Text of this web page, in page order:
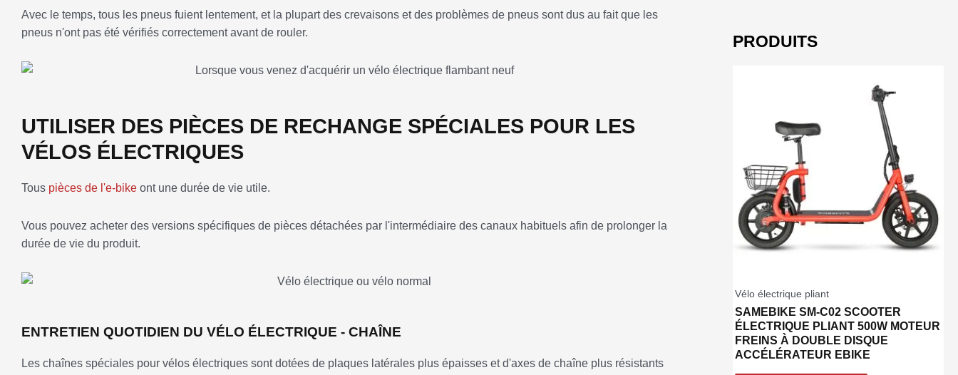
Avec le temps, tous les pneus fuient lentement, et la plupart des crevaisons et des problèmes de pneus sont dus au fait que les
pneus n'ont pas été vérifiés correctement avant de rouler.
UTILISER DES PIÈCES DE RECHANGE SPÉCIALES POUR LES
VÉLOS ÉLECTRIQUES
Tous pièces de l'e-bike ont une durée de vie utile.
Vous pouvez acheter des versions spécifiques de pièces détachées par l'intermédiaire des canaux habituels afin de prolonger la
durée de vie du produit.
ENTRETIEN QUOTIDIEN DU VÉLO ÉLECTRIQUE - CHAÎNE
Les chaînes spéciales pour vélos électriques sont dotées de plaques latérales plus épaisses et d'axes de chaîne plus résistants
PRODUITS
Vélo électrique pliant
SAMEBIKE SM-C02 SCOOTER
ÉLECTRIQUE PLIANT 500W MOTEUR
FREINS À DOUBLE DISQUE
ACCÉLÉRATEUR EBIKE